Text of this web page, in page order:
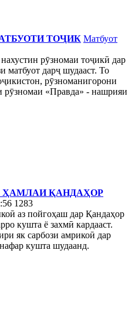
ТОҶИК Матбуот
рӯзномаи тоҷикӣ дар
матбуот дарҷ шудааст. То
рӯзноманигорони
«Правда» - нашрияи
ҲАМЛАИ ҚАНДАҲОР
1283
аз пойгоҳаш дар Қандаҳор
кушта ё захмӣ кардааст.
як сарбози амрикоӣ дар
кушта шудаанд.